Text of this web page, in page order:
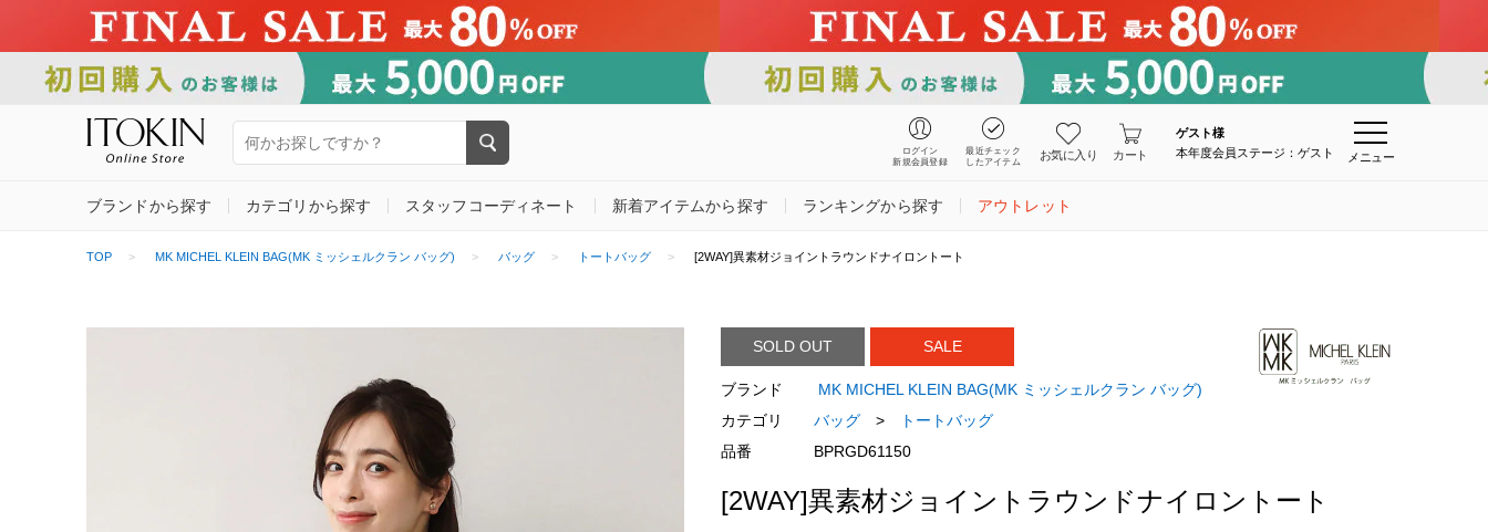
ログイン
新規会員登録
最近チェック
したアイテム
お気に入り カート
ゲスト様
本年度会員ステージ：ゲスト
メニュー
ブランドから探す カテゴリから探す スタッフコーディネート 新着アイテムから探す ランキングから探す アウトレット
TOP MK MICHEL KLEIN BAG(MK ミッシェルクラン バッグ) バッグ トートバッグ [2WAY]異素材ジョイントラウンドナイロントート
SOLD OUT SALE
ブランド
MK MICHEL KLEIN BAG(MK ミッシェルクラン バッグ)
カテゴリ
バッグ >
トートバッグ
品番
BPRGD61150
[2WAY]異素材ジョイントラウンドナイロントート